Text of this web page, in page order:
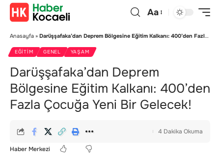
Aa
Anasayfa » Darüşşafaka’dan Deprem Bölgesine Eğitim Kalkanı: 400’den Fazla Çocuğa Yeni Bir Gelecek!
EĞITIM GENEL YAŞAM
Darüşşafaka’dan Deprem
Bölgesine Eğitim Kalkanı: 400’den
Fazla Çocuğa Yeni Bir Gelecek!
Haber Merkezi
4 Dakika Okuma